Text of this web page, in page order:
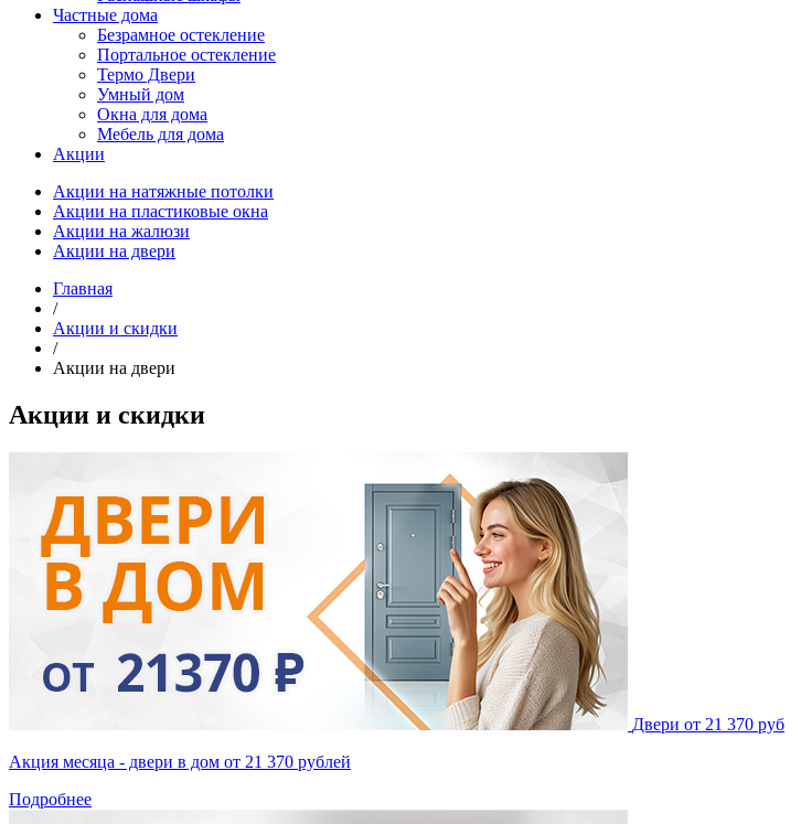
Частные дома
Безрамное остекление
Портальное остекление
Термо Двери
Умный дом
Окна для дома
Мебель для дома
Акции
Акции на натяжные потолки
Акции на пластиковые окна
Акции на жалюзи
Акции на двери
Главная
/
Акции и скидки
/
Акции на двери
Акции и скидки
Двери от 21 370 руб
Акция месяца - двери в дом от 21 370 рублей
Подробнее